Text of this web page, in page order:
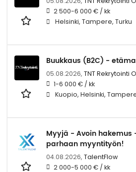
2 500-6 000 € / kk
Helsinki, Tampere, Turku
Buukkaus (B2C) -
05.08.2026, TNT Rekrytointi
1-6 000 € / kk
Kuopio, Helsinki,
Myyjä - Avoin hakemus
parhaan myyntityön!
04.08.2026, TalentFlow
2 000-5 000 € / kk